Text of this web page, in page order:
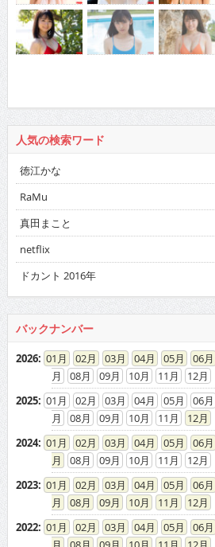
人気の検索ワード
徳江かな
RaMu
真田まこと
netflix
ドカント 2016年
バックナンバー
2026: 01 02 03 04 05 06
08
09 10 11
12
2025: 01 02 03 04 05 06
08
09 10 11
12
2024: 01 02 03 04 05 06
08
09 10 11
12
2023: 01 02 03 04 05 06
08
09 10 11
12
2022: 01 02 03 04 05 06